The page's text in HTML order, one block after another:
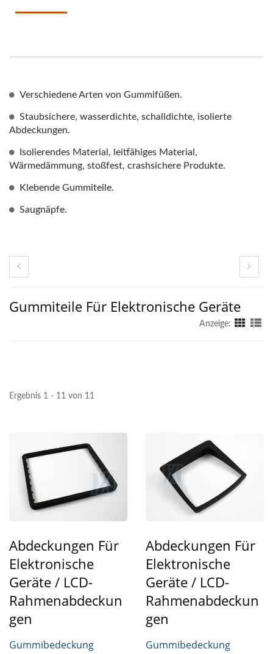
Verschiedene Arten von Gummifüßen.
Staubsichere, wasserdichte, schalldichte, isolierte
Abdeckungen.
Isolierendes Material, leitfähiges Material,
Wärmedämmung, stoßfest, crashsichere Produkte.
Klebende Gummiteile.
Saugnäpfe.
Gummiteile Für Elektronische Geräte
Anzeige:
Ergebnis 1 - 11 von 11
Abdeckungen Für
Elektronische
Geräte / LCD-
Rahmenabdeckun
Gen
Gummibedeckung
Abdeckungen Für
Elektronische
Geräte / LCD-
Rahmenabdeckun
Gen
Gummibedeckung